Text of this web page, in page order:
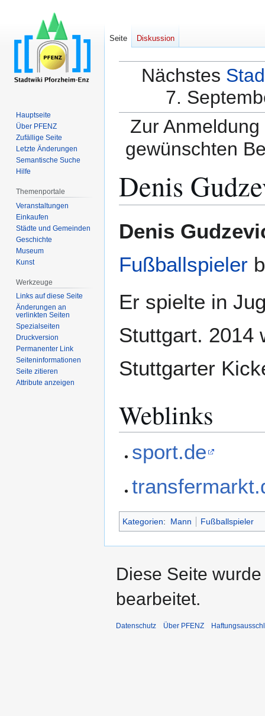
Nächstes
7.
Zur
gewünschten
Denis
Navigation
Suche
Denis
Fußballspieler
Er spielte in
Stuttgart. 2014
Stuttgarter
Weblinks
sport.de
Kategorien: Mann Fußballspieler
Seite Diskussion
Hauptseite
Über PFENZ
Zufällige Seite
Letzte Änderungen
Semantische Suche
Hilfe
Themenportale
Veranstaltungen
Einkaufen
Städte und Gemeinden
Geschichte
Museum
Kunst
Werkzeuge
Links auf diese Seite
Änderungen an
verlinkten Seiten
Spezialseiten
Druckversion
Permanenter Link
Seiten­­informationen
Seite zitieren
Attribute anzeigen
Diese Seite
bearbeitet.
Datenschutz Über PFENZ